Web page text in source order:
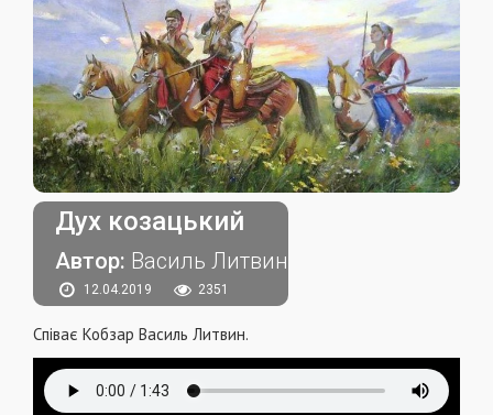
Дух козацький
Автор: Василь Литвин
12.04.2019 2351
Співає Кобзар Василь Литвин.